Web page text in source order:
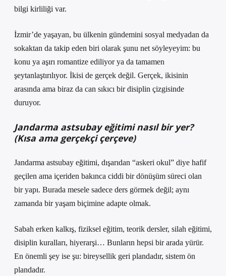
bilgi kirliliği var.
İzmir’de yaşayan, bu ülkenin gündemini sosyal medyadan da
sokaktan da takip eden biri olarak şunu net söyleyeyim: bu
konu ya aşırı romantize ediliyor ya da tamamen
şeytanlaştırılıyor. İkisi de gerçek değil. Gerçek, ikisinin
arasında ama biraz da can sıkıcı bir disiplin çizgisinde
duruyor.
Jandarma astsubay eğitimi nasıl bir yer?
(Kısa ama gerçekçi çerçeve)
Jandarma astsubay eğitimi, dışarıdan “askeri okul” diye hafif
geçilen ama içeriden bakınca ciddi bir dönüşüm süreci olan
bir yapı. Burada mesele sadece ders görmek değil; aynı
zamanda bir yaşam biçimine adapte olmak.
Sabah erken kalkış, fiziksel eğitim, teorik dersler, silah eğitimi,
disiplin kuralları, hiyerarşi… Bunların hepsi bir arada yürür.
En önemli şey ise şu: bireysellik geri plandadır, sistem ön
plandadır.